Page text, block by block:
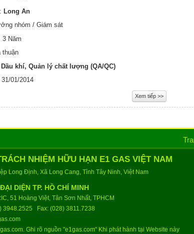
Long An
nhóm / Giám sát
3 Năm
thuận
Dầu khí, Quản lý chất lượng (QA/QC)
01/2014
Xem tiếp >>
NHIỆM HỮU HẠN E1 GAS VIỆT NAM
Long Định, Xã Long Cang, Tỉnh Tây Ninh, Việt Nam
DIỆN TP. HỒ CHÍ MINH
51 Hoàng Việt, Tân Sơn Nhất, TPHCM
3948.2525 Fax: (028) 3811.7238
. Ghi rõ nguồn "e1gas.com" Khi phát hành tại Website này